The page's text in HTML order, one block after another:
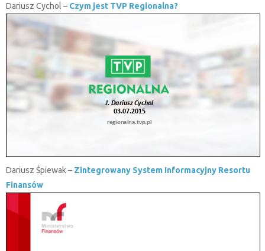
Dariusz Cychol – Czym jest TVP Regionalna?
Dariusz Śpiewak – Zintegrowany System Informacyjny Resortu
Finansów